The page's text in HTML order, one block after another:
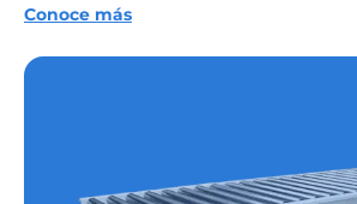
Conoce más